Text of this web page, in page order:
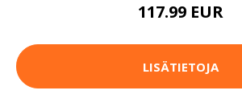
117.99 EUR
LISÄTIETOJA